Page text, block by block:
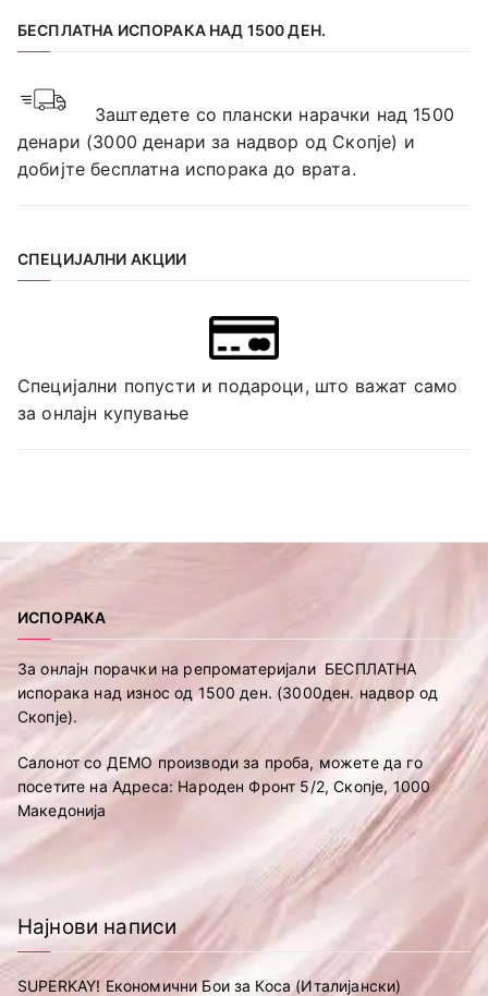
БЕСПЛАТНА ИСПОРАКА НАД 1500 ДЕН.
Заштедете со плански нарачки над 1500
денари (3000 денари за надвор од Скопје) и
добијте бесплатна испорака до врата.
СПЕЦИЈАЛНИ АКЦИИ
Специјални попусти и подароци, што важат само
за онлајн купување
ИСПОРАКА
За онлајн порачки на репроматеријали БЕСПЛАТНА
испорака над износ од 1500 ден. (3000ден. надвор од
Скопје).
Салонот со ДЕМО производи за проба, можете да го
посетите на Адреса: Народен Фронт 5/2, Скопје, 1000
Македонија
Најнови написи
SUPERKAY! Економични Бои за Коса (Италијански)